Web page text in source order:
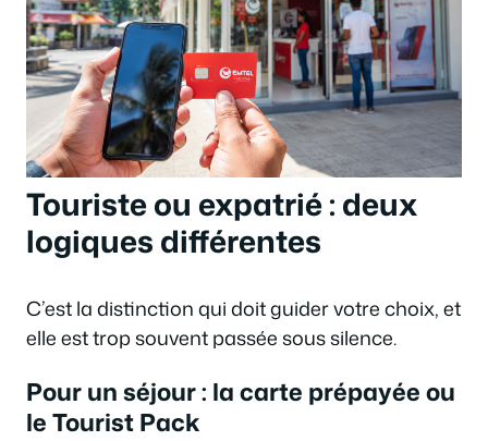
Touriste ou expatrié : deux
logiques différentes
C’est la distinction qui doit guider votre choix, et
elle est trop souvent passée sous silence.
Pour un séjour : la carte prépayée ou
le Tourist Pack